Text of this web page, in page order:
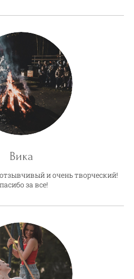
Вика
и очень творческий!
за все!